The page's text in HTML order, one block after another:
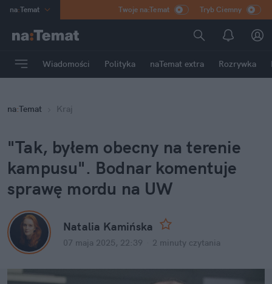
na:Temat
Poland
mama
Rozrywka
Twoje na:Temat Tryb Ciemny
Wiadomości Polityka naTemat extra Rozrywka
na:Temat Kraj
"Tak, byłem obecny na terenie
kampusu". Bodnar komentuje
sprawę mordu na UW
Natalia Kamińska
07 maja 2025, 22:39 2 minuty czytania